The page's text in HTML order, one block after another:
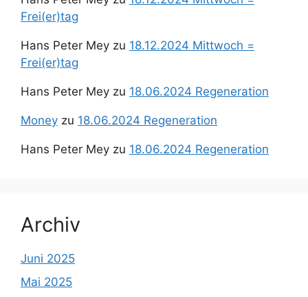
Frei(er)tag
Hans Peter Mey zu 18.12.2024 Mittwoch =
Frei(er)tag
Hans Peter Mey zu 18.06.2024 Regeneration
Money zu 18.06.2024 Regeneration
Hans Peter Mey zu 18.06.2024 Regeneration
Archiv
Juni 2025
Mai 2025